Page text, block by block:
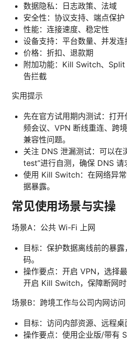
数据隐私：日志政策、法域
安全性：协议支持、端点保护
性能：连接速度、稳定性
设备支持：平台数量、并发连
价格：折扣、退款期
附加功能：Kill Switch、
告拦截
实用提示
先在官方试用期内测试：打
频会议、VPN 断线重连、跨
兼容性问题。
关注 DNS 泄漏测试：可以在
test”进行自测，确保 DNS 请
使用 Kill Switch：在网络异
据暴露。
常见使用场景与实操
场景A：公共 Wi-Fi 上网
目标：保护数据离线前的暴
码。
操作要点：开启 VPN，选择
开启 Kill Switch，保障断网时
场景B：跨境工作与公司内网访问
目标：访问内部资源、远程桌
操作要点：使用企业版/带有